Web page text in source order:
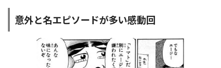
意外と名エピソードが多い感動回